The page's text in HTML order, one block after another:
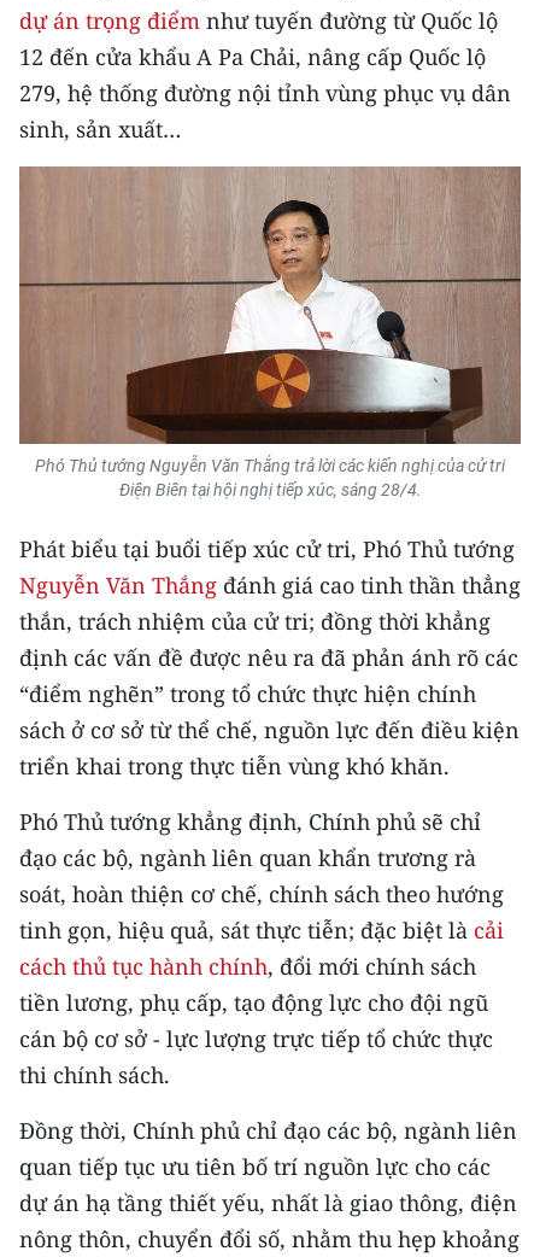
Media Môi trường
Ảnh
Infographic
TIN MỚI
Trung du và miền núi phía Bắc
Đồng bằng sông Hồng
Bắc Trung Bộ
Duyên hải Nam Trung Bộ và Tây
Đông Nam Bộ
Đồng bằng sông Cửu Long
Chuyên trang Hà Nội
Chuyên trang TP. Hồ Chí Minh
CHUYÊN ĐỀ
CÁC CHUYÊN TRANG
VỀ BÁO NHÂN DÂN
THỜI NAY
NHÂN DÂN CUỐI TUẦN
NHÂN DÂN HẰNG THÁNG
MUA BÁO
ĐỌC BÁO IN
dự án trọng điểm như tuyến đường từ Quốc lộ
12 đến cửa khẩu A Pa Chải, nâng cấp Quốc lộ
279, hệ thống đường nội tỉnh vùng phục vụ dân
sinh, sản xuất…
Phó Thủ tướng Nguyễn Văn Thắng trả lời các kiến nghị của cử tri
Điện Biên tại hội nghị tiếp xúc, sáng 28/4.
Phát biểu tại buổi tiếp xúc cử tri, Phó Thủ tướng
Nguyễn Văn Thắng đánh giá cao tinh thần thẳng
thắn, trách nhiệm của cử tri; đồng thời khẳng
định các vấn đề được nêu ra đã phản ánh rõ các
“điểm nghẽn” trong tổ chức thực hiện chính
sách ở cơ sở từ thể chế, nguồn lực đến điều kiện
triển khai trong thực tiễn vùng khó khăn.
Phó Thủ tướng khẳng định, Chính phủ sẽ chỉ
đạo các bộ, ngành liên quan khẩn trương rà
soát, hoàn thiện cơ chế, chính sách theo hướng
tinh gọn, hiệu quả, sát thực tiễn; đặc biệt là cải
cách thủ tục hành chính, đổi mới chính sách
tiền lương, phụ cấp, tạo động lực cho đội ngũ
cán bộ cơ sở - lực lượng trực tiếp tổ chức thực
thi chính sách.
Đồng thời, Chính phủ chỉ đạo các bộ, ngành liên
quan tiếp tục ưu tiên bố trí nguồn lực cho các
dự án hạ tầng thiết yếu, nhất là giao thông, điện
nông thôn, chuyển đổi số, nhằm thu hẹp khoảng